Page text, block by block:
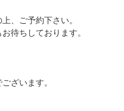
、ご予約下さい。
待ちしております。
ざいます。